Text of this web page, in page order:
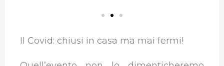
Il Covid: chiusi in casa ma mai fermi!